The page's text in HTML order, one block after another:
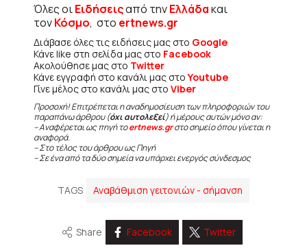
Όλες οιΕιδήσειςαπό τηνΕλλάδακαι
τονΚόσμο, στο ertnews.gr
Διάβασε όλες τις ειδήσεις μας στο Google
Κάνε like στη σελίδα μας στο Facebook
Ακολούθησε μας στο Twitter
Κάνε εγγραφή στο κανάλι μας στοYoutube
Γίνε μέλος στο κανάλι μας στο Viber
Προσοχή! Επιτρέπεται η αναδημοσίευση των πληροφοριών του
παραπάνω άρθρου (όχι αυτολεξεί) ή μέρους αυτών μόνο αν:
– Αναφέρεται ως πηγή τοertnews.grστο σημείο όπου γίνεται η
αναφορά.
– Στο τέλος του άρθρου ως Πηγή
– Σε ένα από τα δύο σημεία να υπάρχει ενεργός σύνδεσμος
TAGS Αναβάθμιση γειτονιών - σήμανση
Share Facebook Twitter